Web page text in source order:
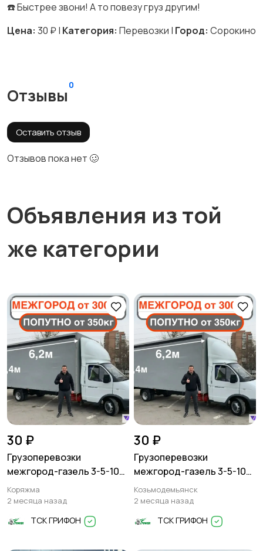
☎️ Быстрее звони! А то повезу груз другим!
Цена: 30 ₽ | Категория: Перевозки | Город: Сорокино
Отзывы
0
Оставить отзыв
Отзывов пока нет 🥴
Объявления из той
же категории
30 ₽
Грузоперевозки
межгород-газель 3-5-10
тонн
Коряжма
2 месяца назад
ТСК ГРИФОН
30 ₽
Грузоперевозки
межгород-газель 3-5-10
тонн
Козьмодемьянск
2 месяца назад
ТСК ГРИФОН